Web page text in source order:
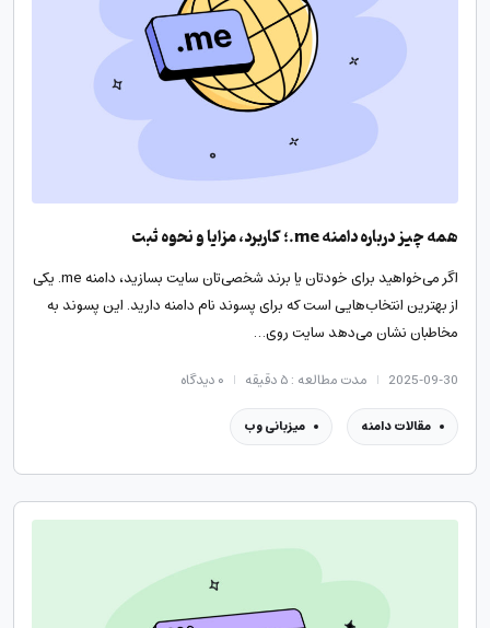
همه چیز درباره دامنه me.؛ کاربرد، مزایا و نحوه ثبت
اگر می‌خواهید برای خودتان یا برند شخصی‌تان سایت بسازید، دامنه me. یکی
از بهترین انتخاب‌‌هایی است که برای پسوند نام دامنه دارید. این پسوند به
مخاطبان نشان می‌دهد سایت روی…
2025-09-30 مدت مطالعه : ۵ دقیقه ۰دیدگاه
مقالات دامنه میزبانی وب